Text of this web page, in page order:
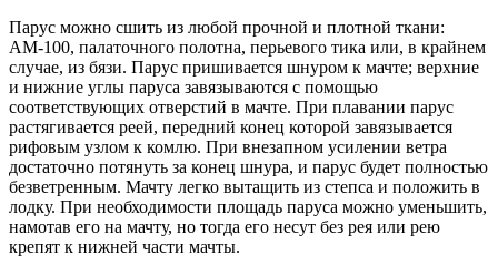
Парус можно сшить из любой прочной и плотной ткани:
АМ-100, палаточного полотна, перьевого тика или, в крайнем
случае, из бязи. Парус пришивается шнуром к мачте; верхние
и нижние углы паруса завязываются с помощью
соответствующих отверстий в мачте. При плавании парус
растягивается реей, передний конец которой завязывается
рифовым узлом к ​​комлю. При внезапном усилении ветра
достаточно потянуть за конец шнура, и парус будет полностью
безветренным. Мачту легко вытащить из степса и положить в
лодку. При необходимости площадь паруса можно уменьшить,
намотав его на мачту, но тогда его несут без рея или рею
крепят к нижней части мачты.